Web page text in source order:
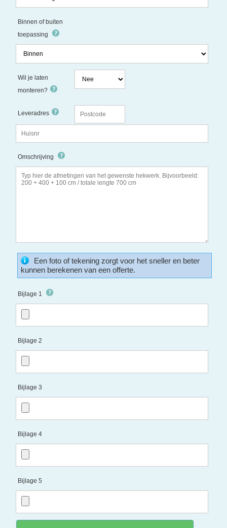
Binnen of buiten
toepassing
Wil je laten
monteren?
Leveradres
Omschrijving
Een foto of tekening zorgt voor het sneller en beter
kunnen berekenen van een offerte.
Bijlage 1
Bijlage 2
Bijlage 3
Bijlage 4
Bijlage 5